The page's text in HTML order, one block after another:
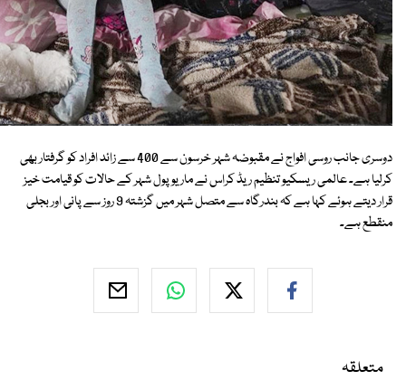
دوسری جانب روسی افواج نے مقبوضہ شہر خرسون سے 400 سے زائد افراد کو گرفتار بھی
کرلیا ہے۔ عالمی ریسکیو تنظیم ریڈ کراس نے ماریوپول شہر کے حالات کو قیامت خیز
قرار دیتے ہوئے کہا ہے کہ بندرگاہ سے متصل شہر میں گزشتہ 9 روز سے پانی اور بجلی
منقطع ہے۔
متعلقہ